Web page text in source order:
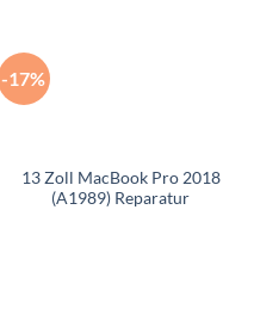
-17%
13 Zoll MacBook Pro 2018
(A1989) Reparatur